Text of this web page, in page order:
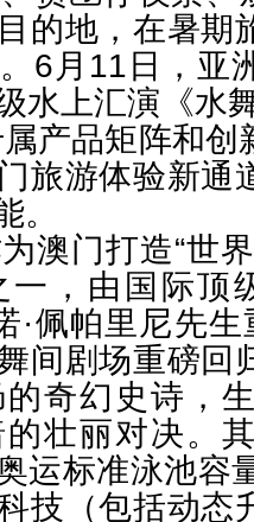
的地，在暑期
6月11日，亚
水上汇演《水
属产品矩阵和
旅游体验新通
。
为澳门打造“世
，由国际顶
·佩帕里尼先
间剧场重磅回
奇幻史诗，
壮丽对决。
标准泳池容
技（包括动态